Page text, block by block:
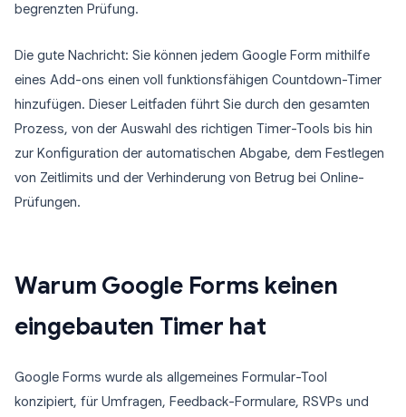
begrenzten Prüfung.
Die gute Nachricht: Sie können jedem Google Form mithilfe
eines Add-ons einen voll funktionsfähigen Countdown-Timer
hinzufügen. Dieser Leitfaden führt Sie durch den gesamten
Prozess, von der Auswahl des richtigen Timer-Tools bis hin
zur Konfiguration der automatischen Abgabe, dem Festlegen
von Zeitlimits und der Verhinderung von Betrug bei Online-
Prüfungen.
Warum Google Forms keinen
eingebauten Timer hat
Google Forms wurde als allgemeines Formular-Tool
konzipiert, für Umfragen, Feedback-Formulare, RSVPs und